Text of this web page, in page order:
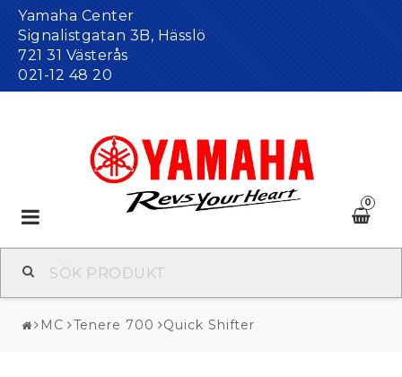
Yamaha Center
Signalistgatan 3B, Hässlö
721 31 Västerås
021-12 48 20
0
Toggle
navigation
MC Tenere 700 Quick Shifter